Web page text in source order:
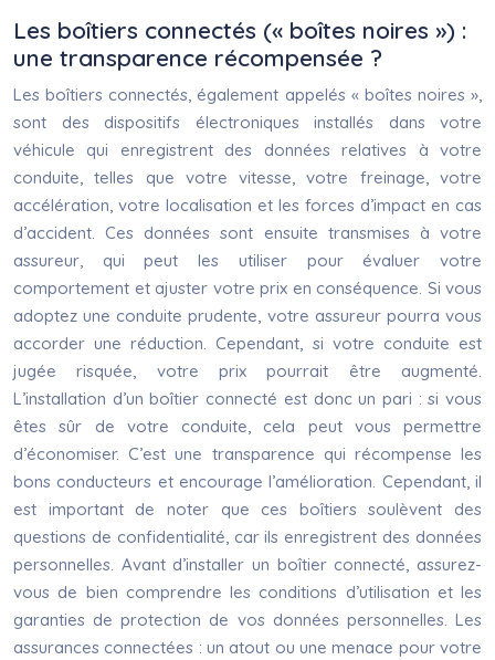
Les boîtiers connectés (« boîtes noires ») :
une transparence récompensée ?
Les boîtiers connectés, également appelés « boîtes noires »,
sont des dispositifs électroniques installés dans votre
véhicule qui enregistrent des données relatives à votre
conduite, telles que votre vitesse, votre freinage, votre
accélération, votre localisation et les forces d’impact en cas
d’accident. Ces données sont ensuite transmises à votre
assureur, qui peut les utiliser pour évaluer votre
comportement et ajuster votre prix en conséquence. Si vous
adoptez une conduite prudente, votre assureur pourra vous
accorder une réduction. Cependant, si votre conduite est
jugée risquée, votre prix pourrait être augmenté.
L’installation d’un boîtier connecté est donc un pari : si vous
êtes sûr de votre conduite, cela peut vous permettre
d’économiser. C’est une transparence qui récompense les
bons conducteurs et encourage l’amélioration. Cependant, il
est important de noter que ces boîtiers soulèvent des
questions de confidentialité, car ils enregistrent des données
personnelles. Avant d’installer un boîtier connecté, assurez-
vous de bien comprendre les conditions d’utilisation et les
garanties de protection de vos données personnelles. Les
assurances connectées : un atout ou une menace pour votre